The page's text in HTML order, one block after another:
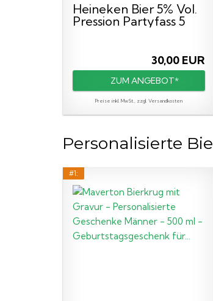
Heineken Bier 5% Vol.
Pression Partyfass 5
30,00 EUR
ZUM ANGEBOT*
Preise inkl. MwSt., zzgl. Versandkosten
Personalisierte
#1: